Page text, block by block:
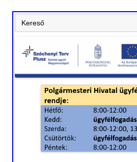
Search
for: